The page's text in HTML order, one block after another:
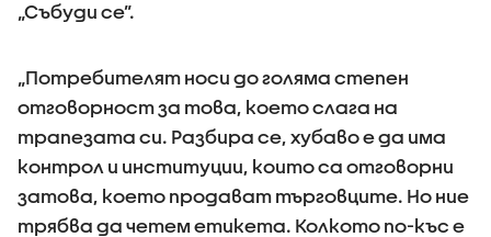
„Събуди се”.
„Потребителят носи до голяма степен
отговорност за това, което слага на
трапезата си. Разбира се, хубаво е да има
контрол и институции, които са отговорни
затова, което продават търговците. Но ние
трябва да четем етикета. Колкото по-къс е